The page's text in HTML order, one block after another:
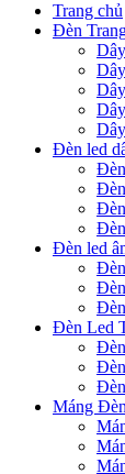
Trang chủ
Đèn
Đèn led
Đèn led
Đèn Led
Máng Đèn